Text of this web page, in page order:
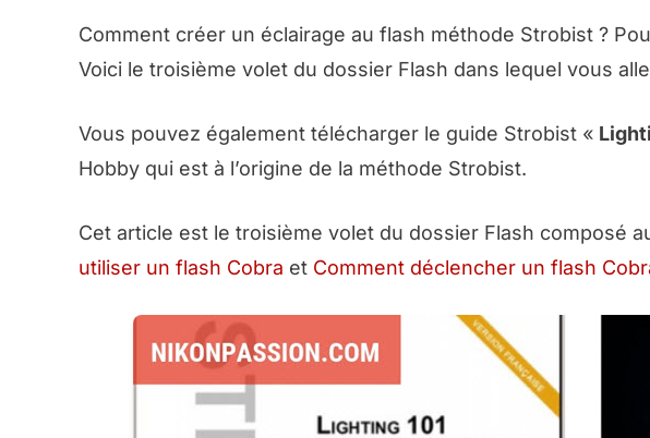
Comment créer un éclairage au flash méthode Strobist ?
Voici le troisième volet du dossier Flash dans lequel vous
Vous pouvez également télécharger le guide Strobist «
Hobby qui est à l’origine de la méthode Strobist.
Cet article est le troisième volet du dossier Flash composé
utiliser un flash Cobra et Comment déclencher un flash